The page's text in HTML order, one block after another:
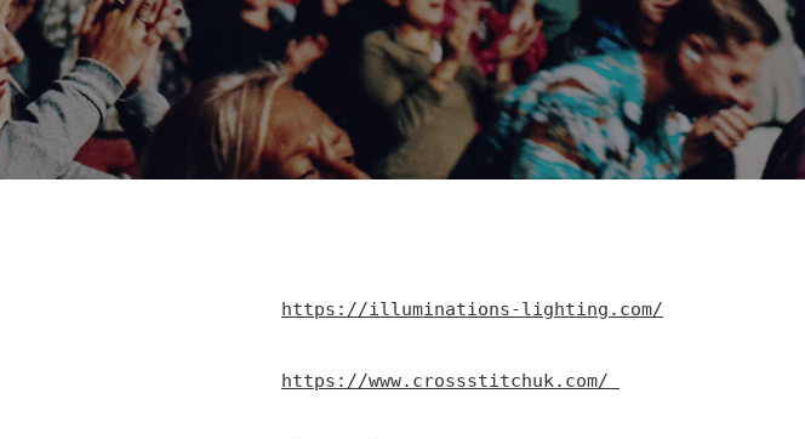
https://illuminations-lighting.com/
https://www.crossstitchuk.com/